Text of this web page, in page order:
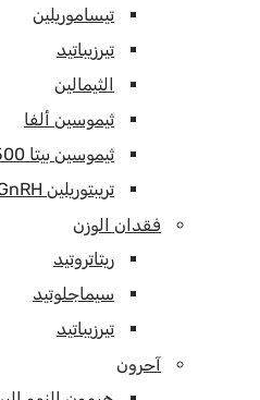
تيساموريلين
تيرزيباتيد
الثيمالين
ثيموسين ألفا
ثيموسين بيتا TB-500
تريبتوريلين GnRH
فقدان الوزن
ريتاتروتيد
سيماجلوتيد
تيرزيباتيد
آحرون